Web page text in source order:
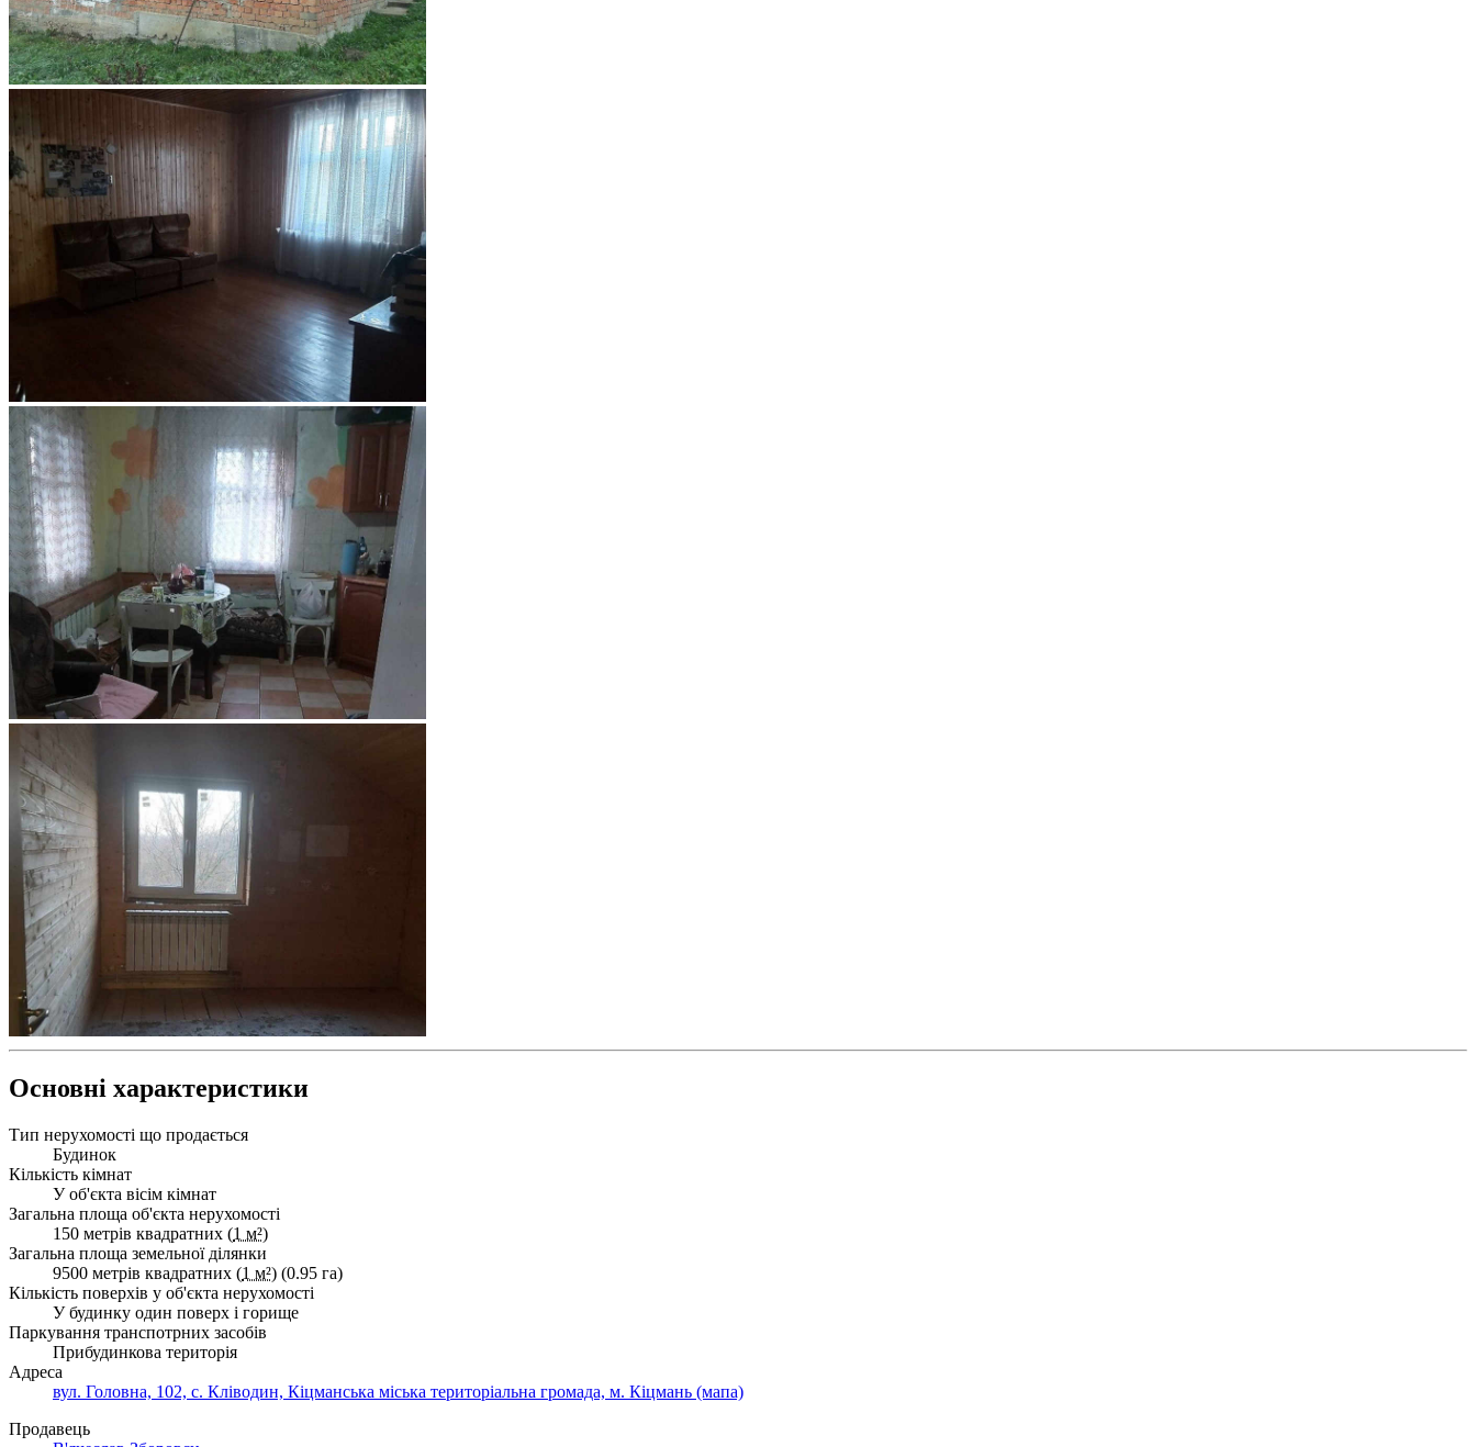
Основні характеристики
Тип нерухомості що продається
Будинок
Кількість кімнат
У об'єкта вісім кімнат
Загальна площа об'єкта нерухомості
150 метрів квадратних (1 м²)
Загальна площа земельної ділянки
9500 метрів квадратних (1 м²) (0.95 га)
Кількість поверхів у об'єкта нерухомості
У будинку один поверх і горище
Паркування транспотрних засобів
Прибудинкова територія
Адреса
вул. Головна, 102, с. Кліводин, Кіцманська міська територіальна громада, м. Кіцмань (мапа)
Продавець